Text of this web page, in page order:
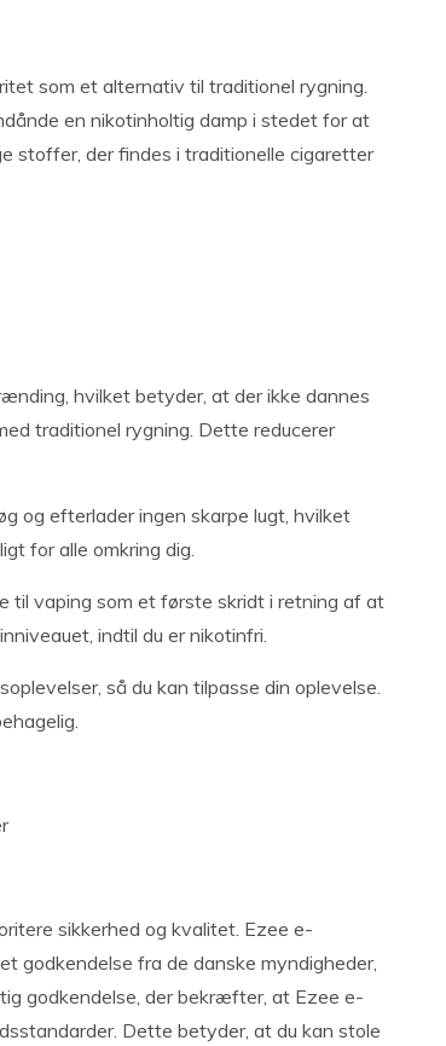
som et alternativ til traditionel rygning.
en nikotinholtig damp i stedet for at
stoffer, der findes i traditionelle cigaretter
hvilket betyder, at der ikke dannes
traditionel rygning. Dette reducerer
og efterlader ingen skarpe lugt, hvilket
for alle omkring dig.
til vaping som et første skridt i retning af at
indtil du er nikotinfri.
så du kan tilpasse din oplevelse.
sikkerhed og kvalitet. Ezee e-
godkendelse fra de danske myndigheder,
godkendelse, der bekræfter, at Ezee e-
Dette betyder, at du kan stole